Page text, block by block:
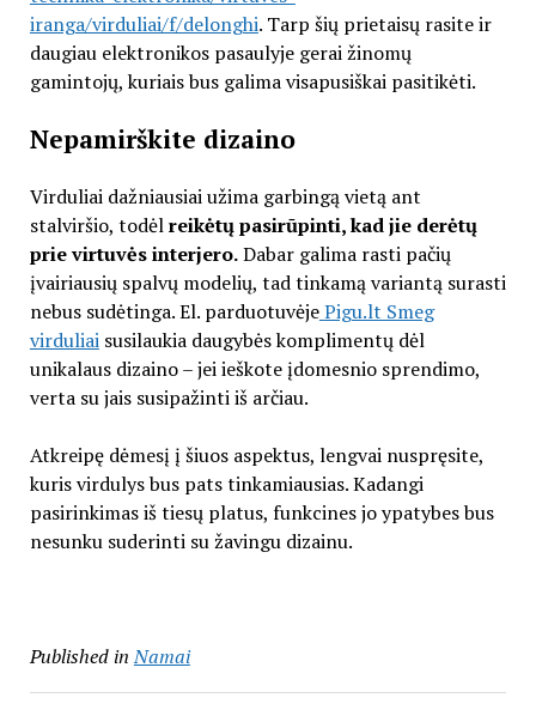
iranga/virduliai/f/delonghi. Tarp šių prietaisų rasite ir
daugiau elektronikos pasaulyje gerai žinomų
gamintojų, kuriais bus galima visapusiškai pasitikėti.
Nepamirškite dizaino
Virduliai dažniausiai užima garbingą vietą ant
stalviršio, todėlreikėtų pasirūpinti, kad jie derėtų
prie virtuvės interjero.Dabar galima rasti pačių
įvairiausių spalvų modelių, tad tinkamą variantą surasti
nebus sudėtinga. El. parduotuvėjePigu.lt Smeg
virduliaisusilaukia daugybės komplimentų dėl
unikalaus dizaino – jei ieškote įdomesnio sprendimo,
verta su jais susipažinti iš arčiau.
Atkreipę dėmesį į šiuos aspektus, lengvai nuspręsite,
kuris virdulys bus pats tinkamiausias. Kadangi
pasirinkimas iš tiesų platus, funkcines jo ypatybes bus
nesunku suderinti su žavingu dizainu.
Published in Namai